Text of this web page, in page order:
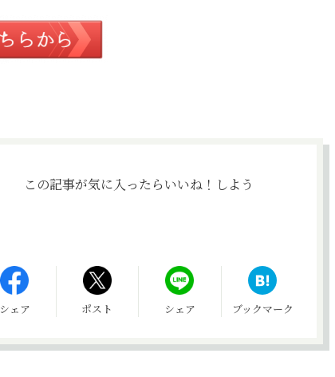
この記事が気に入ったらいいね！しよう
シェア ポスト シェア ブックマーク